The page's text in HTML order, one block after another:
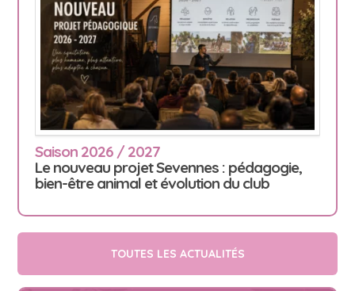
Saison 2026 / 2027
Le nouveau projet Sevennes : pédagogie,
bien-être animal et évolution du club
TOUTES LES ACTUALITÉS